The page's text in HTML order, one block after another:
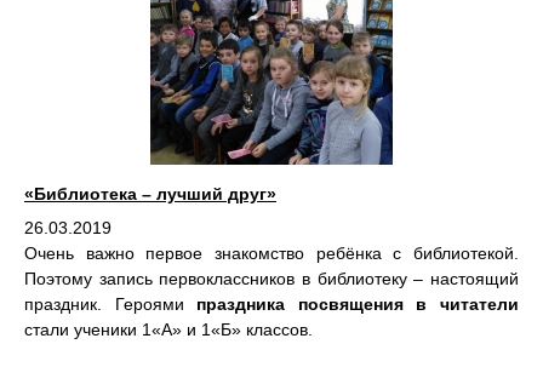
«Библиотека – лучший друг»
26.03.2019
Очень важно первое знакомство ребёнка с библиотекой.
Поэтому запись первоклассников в библиотеку – настоящий
праздник. Героями праздника посвящения в читатели
стали ученики 1«А» и 1«Б» классов.